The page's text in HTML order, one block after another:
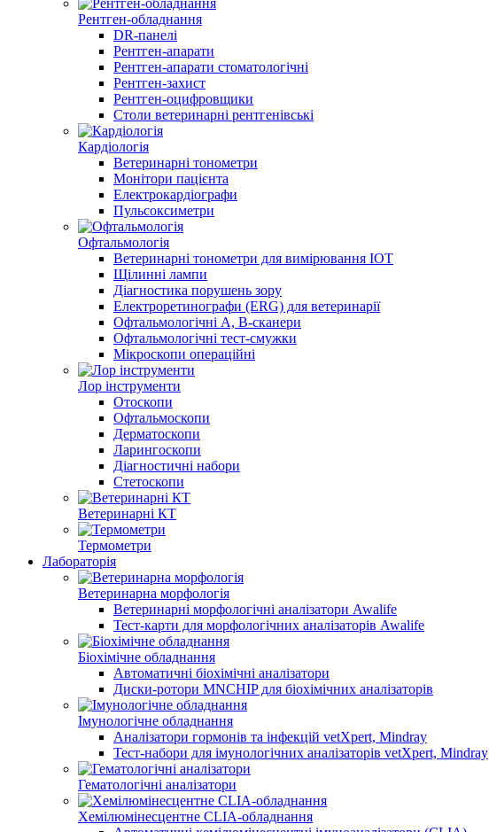
Рентген-обладнання
DR-панелі
Рентген-апарати
Рентген-апарати стоматологічні
Рентген-захист
Рентген-оцифровщики
Столи ветеринарні рентгенівські
Кардіологія
Ветеринарні тонометри
Монітори пацієнта
Електрокардіографи
Пульсоксиметри
Офтальмологія
Ветеринарні тонометри для вимірювання ІОТ
Щілинні лампи
Діагностика порушень зору
Електроретинографи (ERG) для ветеринарії
Офтальмологічні A, B-сканери
Офтальмологічні тест-смужки
Мікроскопи операційні
Лор інструменти
Отоскопи
Офтальмоскопи
Дерматоскопи
Ларингоскопи
Діагностичні набори
Стетоскопи
Ветеринарні КТ
Термометри
Лабораторія
Ветеринарна морфологія
Ветеринарні морфологічні аналізатори Awalife
Тест-карти для морфологічних аналізаторів Awalife
Біохімічне обладнання
Автоматичні біохімічні аналізатори
Диски-ротори MNCHIP для біохімічних аналізаторів
Імунологічне обладнання
Аналізатори гормонів та інфекцій vetXpert, Mindray
Тест-набори для імунологічних аналізаторів vetXpert, Mindray
Гематологічні аналізатори
Хемілюмінесцентне CLIA-обладнання